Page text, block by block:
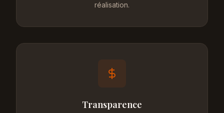
réalisation.
Transparence